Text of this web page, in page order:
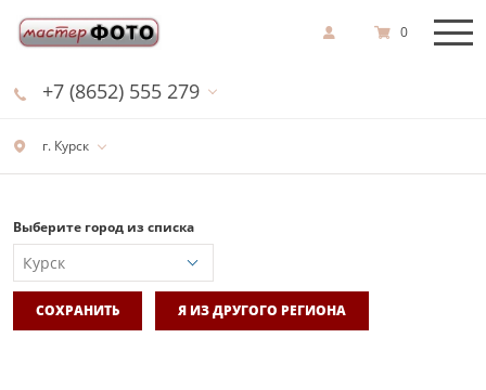
г. Курск
+7 (8652) 555 279
0
Выберите город из списка
СОХРАНИТЬ Я ИЗ ДРУГОГО РЕГИОНА